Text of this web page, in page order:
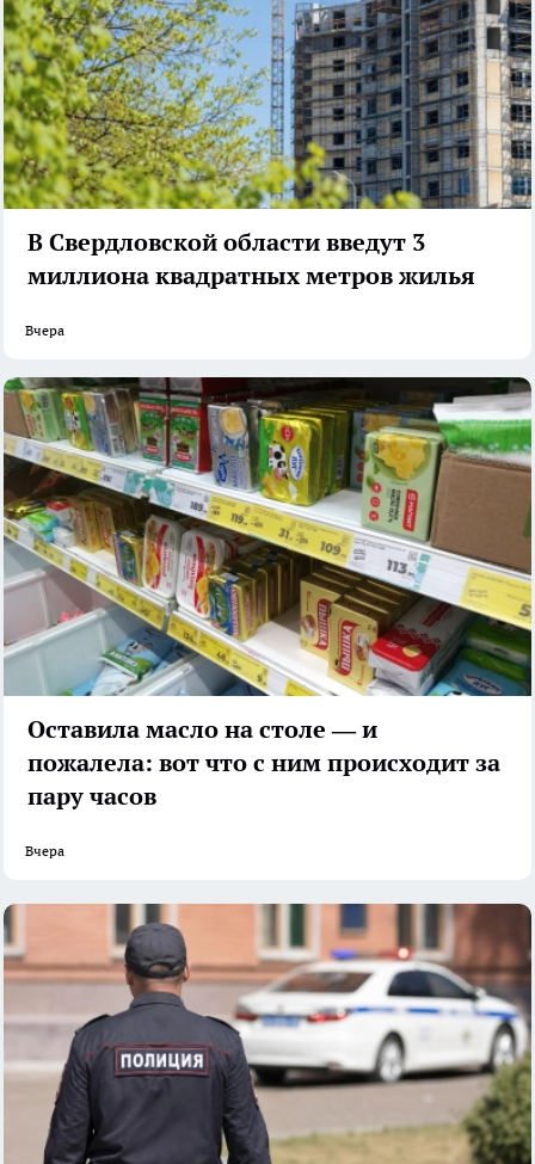
В Свердловской области введут 3
миллиона квадратных метров жилья
Вчера
Оставила масло на столе — и
пожалела: вот что с ним происходит за
пару часов
Вчера